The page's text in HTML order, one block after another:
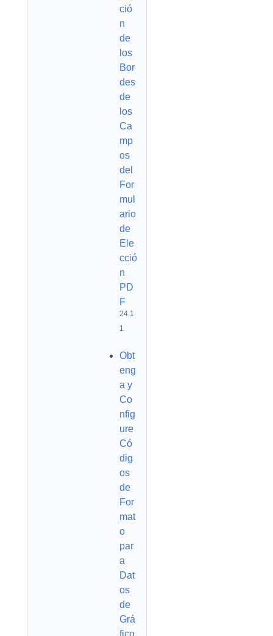
ció
n
de
los
Bor
des
de
los
Ca
mp
os
del
For
mul
ario
de
Ele
cció
n
PD
F
24.1
1
Obt
eng
a y
Co
nfig
ure
Có
dig
os
de
For
mat
o
par
a
Dat
os
de
Grá
fico